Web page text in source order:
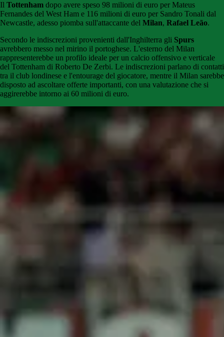
Il Tottenham dopo avere speso 98 milioni di euro per Mateus
Fernandes del West Ham e 116 milioni di euro per Sandro Tonali dal
Newcastle, adesso piomba sull'attaccante del Milan, Rafael Leão.
Secondo le indiscrezioni provenienti dall'Inghilterra gli Spurs
avrebbero messo nel mirino il portoghese. L'esterno del Milan
rappresenterebbe un profilo ideale per un calcio offensivo e verticale
del Tottenham di Roberto De Zerbi. Le indiscrezioni parlano di contatti
tra il club londinese e l'entourage del giocatore, mentre il Milan sarebbe
disposto ad ascoltare offerte importanti, con una valutazione che si
aggirerebbe intorno ai 60 milioni di euro.